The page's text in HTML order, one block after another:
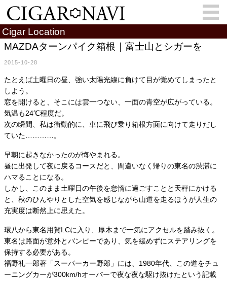
会員登録
How to Cigar? Cigar Location
Cigar Information
Memorandum
Cigar Location
MAZDAターンパイク箱根｜富士山とシガーを
2015-10-28
たとえば土曜日の昼、強い太陽光線に負けて目が覚めてしまったと
しよう。
窓を開けると、そこには雲一つない、一面の青空が広がっている。
気温も24℃程度だ。
次の瞬間、私は衝動的に、車に飛び乗り箱根方面に向けて走りだし
ていた…………。
早朝に起きなかったのが悔やまれる。
昼に出発して夜に戻るコースだと、間違いなく帰りの東名の渋滞に
ハマることになる。
しかし、このまま土曜日の午後を怠惰に過ごすことと天秤にかける
と、秋のひんやりとした空気を感じながら山道を走るほうが人生の
充実度は断然上に思えた。
環八から東名用賀I.Cに入り、厚木まで一気にアクセルを踏み抜く。
東名は路面が意外とバンピーであり、気を緩めずにステアリングを
保持する必要がある。
福野礼一郎著「スーパーカー野郎」には、1980年代、この道をチュ
ーニングカーが300km/hオーバーで夜な夜な駆け抜けたという記載